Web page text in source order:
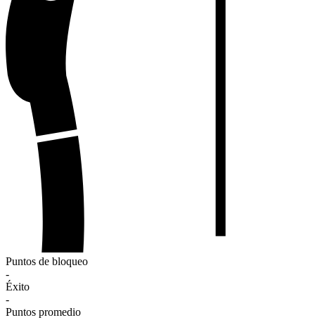
Puntos de bloqueo
-
Éxito
-
Puntos promedio